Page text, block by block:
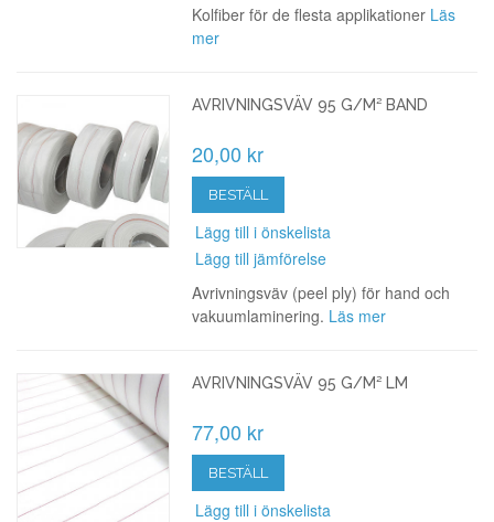
Kolfiber för de flesta applikationer Läs
mer
AVRIVNINGSVÄV 95 G/M² BAND
20,00 kr
BESTÄLL
Lägg till i önskelista
Lägg till jämförelse
Avrivningsväv (peel ply) för hand och
vakuumlaminering. Läs mer
AVRIVNINGSVÄV 95 G/M² LM
77,00 kr
BESTÄLL
Lägg till i önskelista